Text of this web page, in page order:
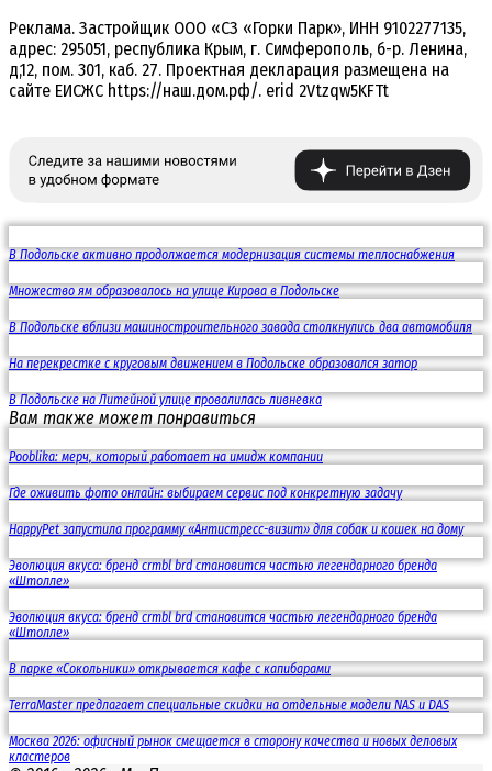
Реклама. Застройщик ООО «СЗ «Горки Парк», ИНН 9102277135,
адрес: 295051, республика Крым, г. Симферополь, б-р. Ленина,
д,12, пом. 301, каб. 27. Проектная декларация размещена на
сайте ЕИСЖС https://наш.дом.рф/. erid 2Vtzqw5KFTt
В Подольске активно продолжается модернизация системы теплоснабжения
Множество ям образовалось на улице Кирова в Подольске
В Подольске вблизи машиностроительного завода столкнулись два автомобиля
На перекрестке с круговым движением в Подольске образовался затор
В Подольске на Литейной улице провалилась ливневка
Вам также может понравиться
Pooblika: мерч, который работает на имидж компании
Где оживить фото онлайн: выбираем сервис под конкретную задачу
HappyPet запустила программу «Антистресс-визит» для собак и кошек на дому
Эволюция вкуса: бренд crmbl brd становится частью легендарного бренда
«Штолле»
Эволюция вкуса: бренд crmbl brd становится частью легендарного бренда
«Штолле»
В парке «Сокольники» открывается кафе с капибарами
TerraMaster предлагает специальные скидки на отдельные модели NAS и DAS
Москва 2026: офисный рынок смещается в сторону качества и новых деловых
кластеров